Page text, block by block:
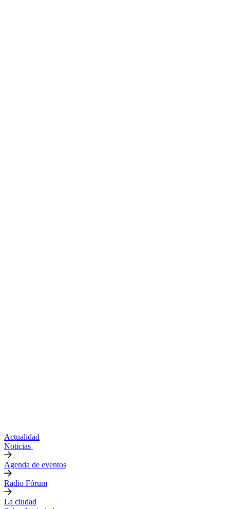
Actualidad
Noticias
Agenda de eventos
Radio Fórum
La ciudad